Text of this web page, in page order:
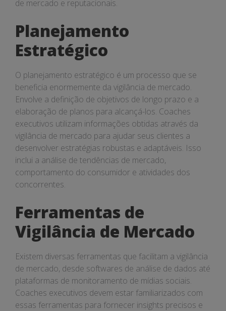
de mercado e reputacionais.
Planejamento
Estratégico
O planejamento estratégico é um processo que se
beneficia enormemente da vigilância de mercado.
Envolve a definição de objetivos de longo prazo e a
elaboração de planos para alcançá-los. Coaches
executivos utilizam informações obtidas através da
vigilância de mercado para ajudar seus clientes a
desenvolver estratégias robustas e adaptáveis. Isso
inclui a análise de tendências de mercado,
comportamento do consumidor e atividades dos
concorrentes.
Ferramentas de
Vigilância de Mercado
Existem diversas ferramentas que facilitam a vigilância
de mercado, desde softwares de análise de dados até
plataformas de monitoramento de mídias sociais.
Coaches executivos devem estar familiarizados com
essas ferramentas para fornecer insights precisos e